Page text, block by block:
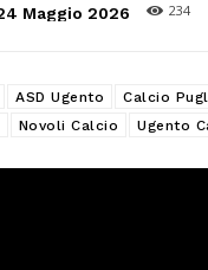
Maggio 2026
234
ASD Ugento
Calcio
Novoli Calcio Ugento